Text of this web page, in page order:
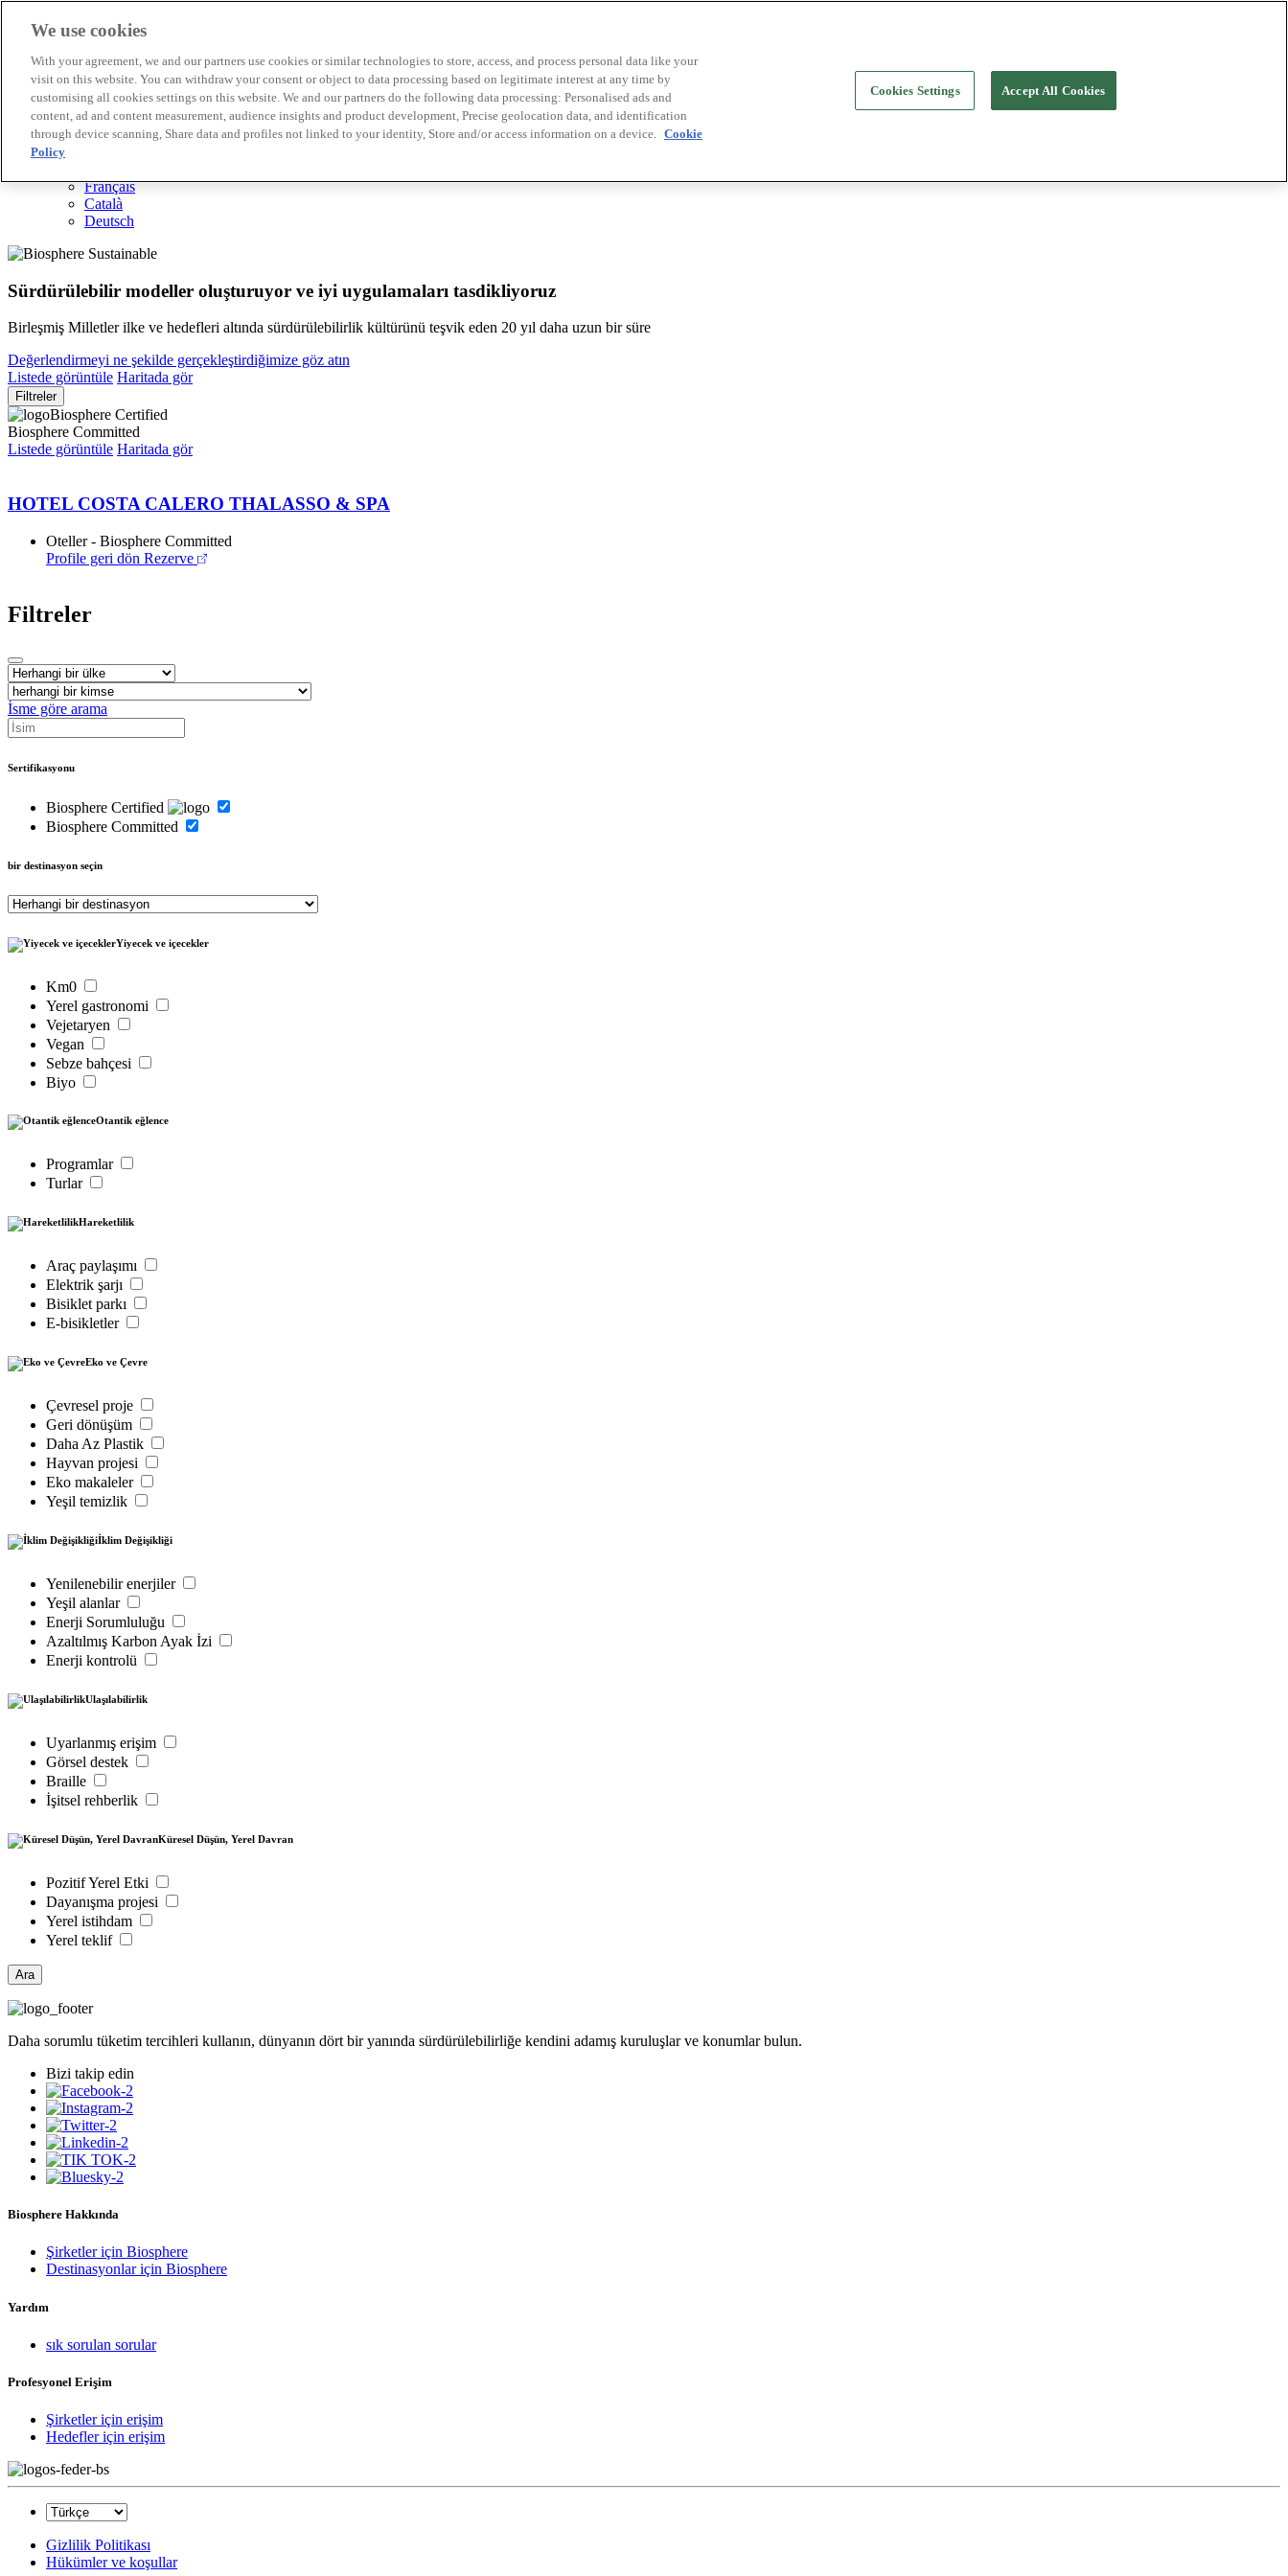
Biosphere Şirketlerini
Değerlendirmeyi nasıl yapıyoruz
Biz kimiz
TR
English
Français
Català
Deutsch
Sürdürülebilir modeller oluşturuyor ve iyi uygulamaları tasdikliyoruz
Birleşmiş Milletler ilke ve hedefleri altında sürdürülebilirlik kültürünü teşvik eden 20 yıl daha uzun bir süre
Değerlendirmeyi ne şekilde gerçekleştirdiğimize göz atın
Listede görüntüle Haritada gör
Filtreler
Biosphere Certified
Biosphere Committed
Listede görüntüle Haritada gör
HOTEL COSTA CALERO THALASSO & SPA
Oteller - Biosphere Committed
Profile geri dön Rezerve
Filtreler
İsme göre arama
Sertifikasyonu
Biosphere Certified
Biosphere Committed
bir destinasyon seçin
Yiyecek ve içecekler
Km0
Yerel gastronomi
Vejetaryen
Vegan
Sebze bahçesi
Biyo
Otantik eğlence
Programlar
Turlar
Hareketlilik
Araç paylaşımı
Elektrik şarjı
Bisiklet parkı
E-bisikletler
Eko ve Çevre
Çevresel proje
Geri dönüşüm
Daha Az Plastik
Hayvan projesi
Eko makaleler
Yeşil temizlik
İklim Değişikliği
Yenilenebilir enerjiler
Yeşil alanlar
Enerji Sorumluluğu
Azaltılmış Karbon Ayak İzi
Enerji kontrolü
Ulaşılabilirlik
Uyarlanmış erişim
Görsel destek
Braille
İşitsel rehberlik
Küresel Düşün, Yerel Davran
Pozitif Yerel Etki
Dayanışma projesi
Yerel istihdam
Yerel teklif
Ara
Daha sorumlu tüketim tercihleri kullanın, dünyanın dört bir yanında sürdürülebilirliğe kendini adamış kuruluşlar ve konumlar bulun.
Bizi takip edin
Biosphere Hakkında
Şirketler için Biosphere
Destinasyonlar için Biosphere
Yardım
sık sorulan sorular
Profesyonel Erişim
Şirketler için erişim
Hedefler için erişim
Gizlilik Politikası
Hükümler ve koşullar
We use cookies
With your agreement, we and our partners use cookies or similar technologies to store, access, and process personal data like your
visit on this website. You can withdraw your consent or object to data processing based on legitimate interest at any time by
customising all cookies settings on this website. We and our partners do the following data processing: Personalised ads and
content, ad and content measurement, audience insights and product development, Precise geolocation data, and identification
through device scanning, Share data and profiles not linked to your identity, Store and/or access information on a device. Cookie
Policy
Cookies Settings Accept All Cookies